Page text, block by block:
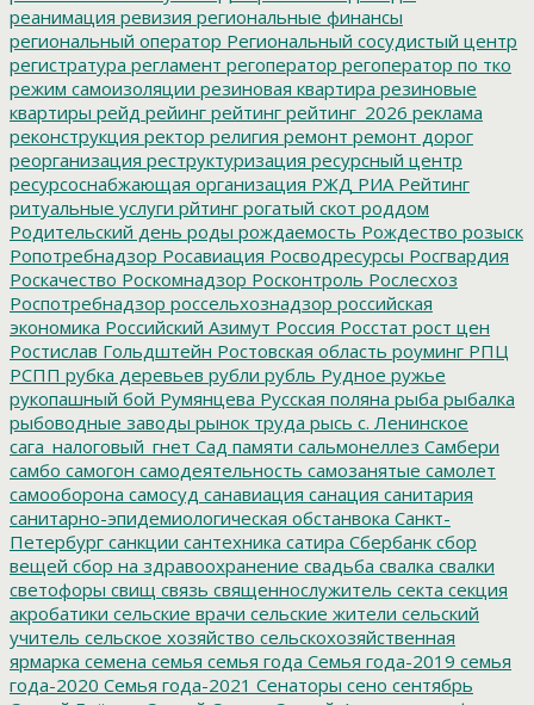
реанимация ревизия региональные финансы
региональный оператор Региональный сосудистый центр
регистратура регламент регоператор регоператор по тко
режим самоизоляции резиновая квартира резиновые
квартиры рейд рейинг рейтинг рейтинг_2026 реклама
реконструкция ректор религия ремонт ремонт дорог
реорганизация реструктуризация ресурсный центр
ресурсоснабжающая организация РЖД РИА Рейтинг
ритуальные услуги рйтинг рогатый скот роддом
Родительский день роды рождаемость Рождество розыск
Ропотребнадзор Росавиация Росводресурсы Росгвардия
Роскачество Роскомнадзор Росконтроль Рослесхоз
Роспотребнадзор россельхознадзор российская
экономика Российский Азимут Россия Росстат рост цен
Ростислав Гольдштейн Ростовская область роуминг РПЦ
РСПП рубка деревьев рубли рубль Рудное ружье
рукопашный бой Румянцева Русская поляна рыба рыбалка
рыбоводные заводы рынок труда рысь с. Ленинское
сага_налоговый_гнет Сад памяти сальмонеллез Самбери
самбо самогон самодеятельность самозанятые самолет
самооборона самосуд санавиация санация санитария
санитарно-эпидемиологическая обстанвока Санкт-
Петербург санкции сантехника сатира Сбербанк сбор
вещей сбор на здравоохранение свадьба свалка свалки
светофоры свищ связь священнослужитель секта секция
акробатики сельские врачи сельские жители сельский
учитель сельское хозяйство сельскохозяйственная
ярмарка семена семья семья года Семья года-2019 семья
года-2020 Семья года-2021 Сенаторы сено сентябрь